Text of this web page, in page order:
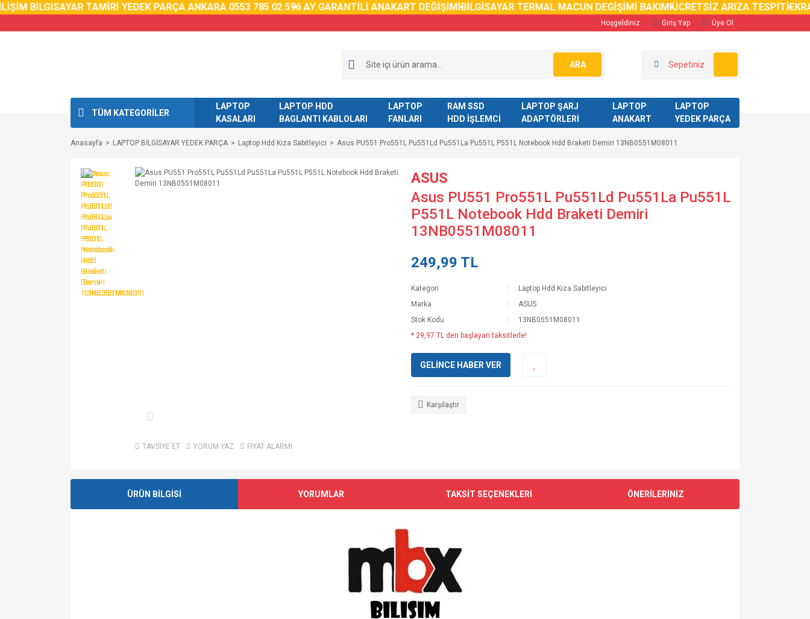
BİLGİSAYAR TAMİRİ YEDEK PARÇA ANKARA 0553 785 02 596 AY GARANTİLİ ANAKART DEĞİŞİMİBİLGİSAYAR TERMAL MACUN DEGİŞİMİ BAKIMIÜCRETSİZ ARIZA TESPİTİEKRAN
Hoşgeldiniz Giriş Yap Üye Ol
ARA Sepetiniz
TÜM KATEGORİLER
LAPTOP
KASALARI
LAPTOP HDD
BAGLANTI KABLOLARI
LAPTOP
FANLARI
RAM SSD
HDD İŞLEMCİ
LAPTOP ŞARJ
ADAPTÖRLERİ
LAPTOP
ANAKART
LAPTOP
YEDEK PARÇA
Anasayfa LAPTOP BİLGİSAYAR YEDEK PARÇA Laptop Hdd Kıza Sabitleyici Asus PU551 Pro551L Pu551Ld Pu551La Pu551L P551L Notebook Hdd Braketi Demiri 13NB0551M08011
TAVSİYE ET YORUM YAZ FİYAT ALARMI
ASUS
Asus PU551 Pro551L Pu551Ld Pu551La Pu551L
P551L Notebook Hdd Braketi Demiri
13NB0551M08011
249,99 TL
Kategori
Laptop Hdd Kıza Sabitleyici
Marka
ASUS
Stok Kodu
13NB0551M08011
* 29,97 TL den başlayan taksitlerle!
GELİNCE HABER VER
Karşılaştır
ÜRÜN BİLGİSİ YORUMLAR TAKSİT SEÇENEKLERİ ÖNERİLERİNİZ